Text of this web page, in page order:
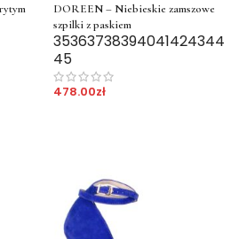
DOREEN – Niebieskie zamszowe
szpilki z paskiem
35363738394041424344
45
478.00zł